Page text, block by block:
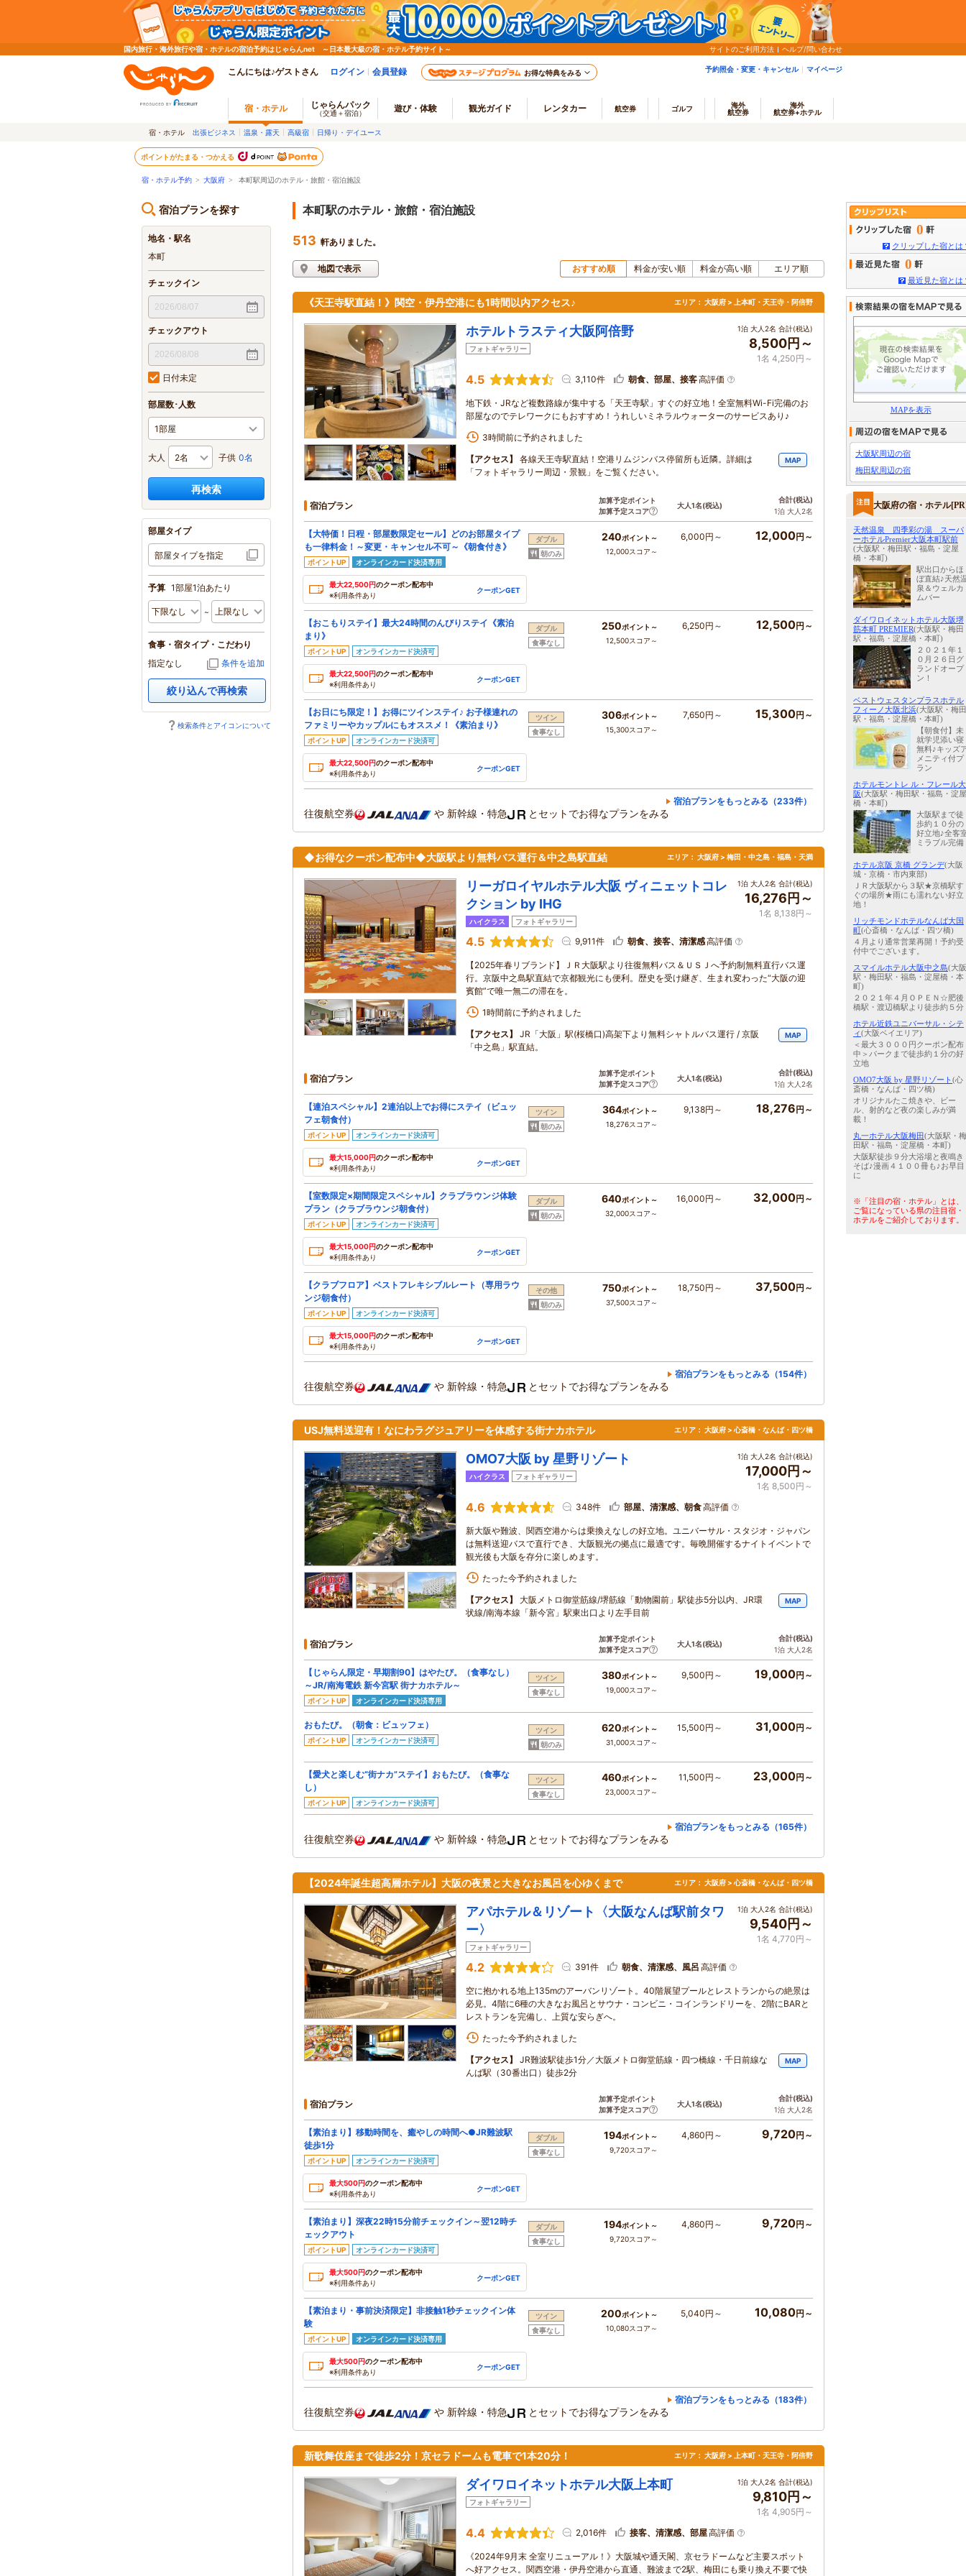
国内旅行・海外旅行や宿・ホテルの宿泊予約はじゃらんnet ～日本最大級の宿・ホテル予約サイト～ サイトのご利用方法 ヘルプ/問い合わせ
こんにちは♪ゲストさん ログイン 会員登録 お得な特典をみる 予約照会・変更・キャンセル マイページ
宿・ホテル じゃらんパック
（交通＋宿泊） 遊び・体験 観光ガイド レンタカー 航空券 ゴルフ
海外
航空券
海外
航空券+ホテル
宿・ホテル 出張ビジネス 温泉・露天 高級宿 日帰り・デイユース
ポイントがたまる・つかえる
宿・ホテル予約 > 大阪府 > 本町駅周辺のホテル・旅館・宿泊施設
宿泊プランを探す
地名・駅名
本町
チェックイン
チェックアウト
日付未定
部屋数･人数
大人 子供 0名
再検索
部屋タイプ
部屋タイプを指定
予算 1部屋1泊あたり
食事・宿タイプ・こだわり
指定なし
条件を追加
絞り込んで再検索
検索条件とアイコンについて
本町駅のホテル・旅館・宿泊施設
513 軒ありました。
地図で表示 おすすめ順 料金が安い順 料金が高い順 エリア順
《天王寺駅直結！》関空・伊丹空港にも1時間以内アクセス♪ エリア： 大阪府 > 上本町・天王寺・阿倍野
ホテルトラスティ大阪阿倍野
フォトギャラリー
1泊 大人2名 合計(税込)
8,500円～
1名 4,250円～
4.5 3,110件 朝食、部屋、接客高評価
地下鉄・JRなど複数路線が集中する「天王寺駅」すぐの好立地！全室無料Wi-Fi完備のお
部屋なのでテレワークにもおすすめ！うれしいミネラルウォーターのサービスあり♪
3時間前に予約されました
【アクセス】
各線天王寺駅直結！空港リムジンバス停留所も近隣。詳細は
「フォトギャラリー周辺・景観」をご覧ください。
MAP
宿泊プラン
加算予定ポイント
加算予定スコア
大人1名(税込)
合計(税込)
1泊 大人2名
【大特価！日程・部屋数限定セール】どのお部屋タイプ
も一律料金！～変更・キャンセル不可～《朝食付き》
ポイントUP オンラインカード決済専用
最大22,500円のクーポン配布中
※利用条件あり
クーポンGET
ダブル
朝のみ
240ポイント～
12,000スコア～
6,000円～ 12,000円～
【おこもりステイ】最大24時間のんびりステイ《素泊
まり》
ポイントUP オンラインカード決済可
最大22,500円のクーポン配布中
※利用条件あり
クーポンGET
ダブル
食事なし
250ポイント～
12,500スコア～
6,250円～ 12,500円～
【お日にち限定！】お得にツインステイ♪ お子様連れの
ファミリーやカップルにもオススメ！《素泊まり》
ポイントUP オンラインカード決済可
最大22,500円のクーポン配布中
※利用条件あり
クーポンGET
ツイン
食事なし
306ポイント～
15,300スコア～
7,650円～ 15,300円～
宿泊プランをもっとみる（233件）
往復航空券 や 新幹線・特急 とセットでお得なプランをみる
◆お得なクーポン配布中◆大阪駅より無料バス運行＆中之島駅直結 エリア： 大阪府 > 梅田・中之島・福島・天満
リーガロイヤルホテル大阪 ヴィニェットコレ
クション by IHG
ハイクラス フォトギャラリー
1泊 大人2名 合計(税込)
16,276円～
1名 8,138円～
4.5 9,911件 朝食、接客、清潔感高評価
【2025年春リブランド】ＪＲ大阪駅より往復無料バス＆ＵＳＪへ予約制無料直行バス運
行。京阪中之島駅直結で京都観光にも便利。歴史を受け継ぎ、生まれ変わった“大阪の迎
賓館”で唯一無二の滞在を。
1時間前に予約されました
【アクセス】
JR「大阪」駅(桜橋口)高架下より無料シャトルバス運行 / 京阪
「中之島」駅直結。
MAP
宿泊プラン
加算予定ポイント
加算予定スコア
大人1名(税込)
合計(税込)
1泊 大人2名
【連泊スペシャル】2連泊以上でお得にステイ（ビュッ
フェ朝食付）
ポイントUP オンラインカード決済可
最大15,000円のクーポン配布中
※利用条件あり
クーポンGET
ツイン
朝のみ
364ポイント～
18,276スコア～
9,138円～ 18,276円～
【室数限定×期間限定スペシャル】クラブラウンジ体験
プラン（クラブラウンジ朝食付）
ポイントUP オンラインカード決済可
最大15,000円のクーポン配布中
※利用条件あり
クーポンGET
ダブル
朝のみ
640ポイント～
32,000スコア～
16,000円～ 32,000円～
【クラブフロア】ベストフレキシブルレート（専用ラウ
ンジ朝食付）
ポイントUP オンラインカード決済可
最大15,000円のクーポン配布中
※利用条件あり
クーポンGET
その他
朝のみ
750ポイント～
37,500スコア～
18,750円～ 37,500円～
宿泊プランをもっとみる（154件）
往復航空券 や 新幹線・特急 とセットでお得なプランをみる
USJ無料送迎有！なにわラグジュアリーを体感する街ナカホテル エリア： 大阪府 > 心斎橋・なんば・四ツ橋
OMO7大阪 by 星野リゾート
ハイクラス フォトギャラリー
1泊 大人2名 合計(税込)
17,000円～
1名 8,500円～
4.6 348件 部屋、清潔感、朝食高評価
新大阪や難波、関西空港からは乗換えなしの好立地。ユニバーサル・スタジオ・ジャパン
は無料送迎バスで直行でき、大阪観光の拠点に最適です。毎晩開催するナイトイベントで
観光後も大阪を存分に楽しめます。
たった今予約されました
【アクセス】
大阪メトロ御堂筋線/堺筋線「動物園前」駅徒歩5分以内、JR環
状線/南海本線「新今宮」駅東出口より左手目前
MAP
宿泊プラン
加算予定ポイント
加算予定スコア
大人1名(税込)
合計(税込)
1泊 大人2名
【じゃらん限定・早期割90】はやたび。（食事なし）
～JR/南海電鉄 新今宮駅 街ナカホテル～
ポイントUP オンラインカード決済専用
ツイン
食事なし
380ポイント～
19,000スコア～
9,500円～ 19,000円～
おもたび。（朝食：ビュッフェ）
ポイントUP オンラインカード決済可
ツイン
朝のみ
620ポイント～
31,000スコア～
15,500円～ 31,000円～
【愛犬と楽しむ“街ナカ”ステイ】おもたび。（食事な
し）
ポイントUP オンラインカード決済可
ツイン
食事なし
460ポイント～
23,000スコア～
11,500円～ 23,000円～
宿泊プランをもっとみる（165件）
往復航空券 や 新幹線・特急 とセットでお得なプランをみる
【2024年誕生超高層ホテル】大阪の夜景と大きなお風呂を心ゆくまで エリア： 大阪府 > 心斎橋・なんば・四ツ橋
アパホテル＆リゾート〈大阪なんば駅前タワ
ー〉
フォトギャラリー
1泊 大人2名 合計(税込)
9,540円～
1名 4,770円～
4.2 391件 朝食、清潔感、風呂 高評価
空に抱かれる地上135mのアーバンリゾート。40階展望プールとレストランからの絶景は
必見。4階に6種の大きなお風呂とサウナ・コンビニ・コインランドリーを、2階にBARと
レストランを完備し、上質な安らぎへ。
たった今予約されました
【アクセス】
JR難波駅徒歩1分／大阪メトロ御堂筋線・四つ橋線・千日前線な
んば駅（30番出口）徒歩2分
MAP
宿泊プラン
加算予定ポイント
加算予定スコア
大人1名(税込)
合計(税込)
1泊 大人2名
【素泊まり】移動時間を、癒やしの時間へ●JR難波駅
徒歩1分
ポイントUP オンラインカード決済可
最大500円のクーポン配布中
※利用条件あり
クーポンGET
ダブル
食事なし
194ポイント～
9,720スコア～
4,860円～ 9,720円～
【素泊まり】深夜22時15分前チェックイン～翌12時チ
ェックアウト
ポイントUP オンラインカード決済可
最大500円のクーポン配布中
※利用条件あり
クーポンGET
ダブル
食事なし
194ポイント～
9,720スコア～
4,860円～ 9,720円～
【素泊まり・事前決済限定】非接触1秒チェックイン体
験
ポイントUP オンラインカード決済専用
最大500円のクーポン配布中
※利用条件あり
クーポンGET
ツイン
食事なし
200ポイント～
10,080スコア～
5,040円～ 10,080円～
宿泊プランをもっとみる（183件）
往復航空券 や 新幹線・特急 とセットでお得なプランをみる
新歌舞伎座まで徒歩2分！京セラドームも電車で1本20分！ エリア： 大阪府 > 上本町・天王寺・阿倍野
ダイワロイネットホテル大阪上本町
フォトギャラリー
1泊 大人2名 合計(税込)
9,810円～
1名 4,905円～
4.4 2,016件 接客、清潔感、部屋高評価
《2024年9月末 全室リニューアル！》大阪城や通天閣、京セラドームなど主要スポット
へ好アクセス。関西空港・伊丹空港から直通、難波まで2駅、梅田にも乗り換え不要で快
0
クリップした宿とは
0
最近見た宿とは
MAPを表示
大阪駅周辺の宿
梅田駅周辺の宿
大阪府の宿・ホテル
天然温泉 四季彩の湯 スーパ
ーホテルPremier大阪本町駅前
(大阪駅・梅田駅・福島・淀屋
橋・本町)
駅出口からほ
ぼ直結♪天然
泉＆ウェルカ
ムバー
ダイワロイネットホテル大阪堺
筋本町 PREMIER(大阪駅・梅田
駅・福島・淀屋橋・本町)
２０２１年１
０月２６日グ
ランドオープ
ン！
ベストウェスタンプラスホテル
フィーノ大阪北浜(大阪駅・梅田
駅・福島・淀屋橋・本町)
【朝食付】未
就学児添い寝
無料♪キッズ
メニティ付プ
ラン
ホテルモントレ ル・フレール大
阪(大阪駅・梅田駅・福島・淀屋
橋・本町)
大阪駅まで徒
歩約１０分の
好立地♪全客
ミラブル完備
ホテル京阪 京橋 グランデ(大阪
城・京橋・市内東部)
ＪＲ大阪駅から３駅★京橋駅す
ぐの場所★雨にも濡れない好立
地！
リッチモンドホテルなんば大国
町(心斎橋・なんば・四ツ橋)
４月より通常営業再開！予約受
付中でございます。
スマイルホテル大阪中之島(大阪
駅・梅田駅・福島・淀屋橋・本
町)
２０２１年４月ＯＰＥＮ☆肥後
橋駅・渡辺橋駅より徒歩約５分
ホテル近鉄ユニバーサル・シテ
ィ(大阪ベイエリア)
＜最大３０００円クーポン配布
中＞パークまで徒歩約１分の好
立地
OMO7大阪 by 星野リゾート(心
斎橋・なんば・四ツ橋)
オリジナルたこ焼きや、ビー
ル、射的など夜の楽しみが満
載！
丸一ホテル大阪梅田(大阪駅・梅
田駅・福島・淀屋橋・本町)
大阪駅徒歩９分大浴場と夜鳴き
そば♪漫画４１００冊も♪お早目
に
※「注目の宿・ホテル」とは、
ご覧になっている県の注目宿・
ホテルをご紹介しております。